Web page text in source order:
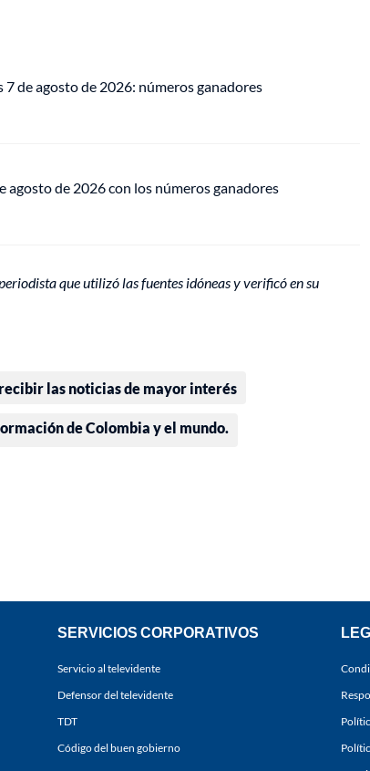
de agosto de 2026: números ganadores
de 2026 con los números ganadores
que utilizó las fuentes idóneas y verificó en su
las noticias de mayor interés
de Colombia y el mundo.
SERVICIOS CORPORATIVOS
Servicio al televidente
Defensor del televidente
TDT
Código del buen gobierno